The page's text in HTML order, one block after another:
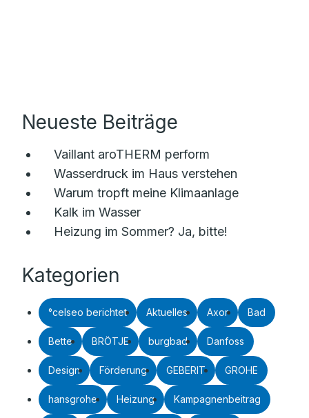
Neueste Beiträge
Vaillant aroTHERM perform
Wasserdruck im Haus verstehen
Warum tropft meine Klimaanlage
Kalk im Wasser
Heizung im Sommer? Ja, bitte!
Kategorien
°celseo berichtet Aktuelles Axor Bad
Bette BRÖTJE burgbad Danfoss
Design Förderung GEBERIT GROHE
hansgrohe Heizung Kampagnenbeitrag